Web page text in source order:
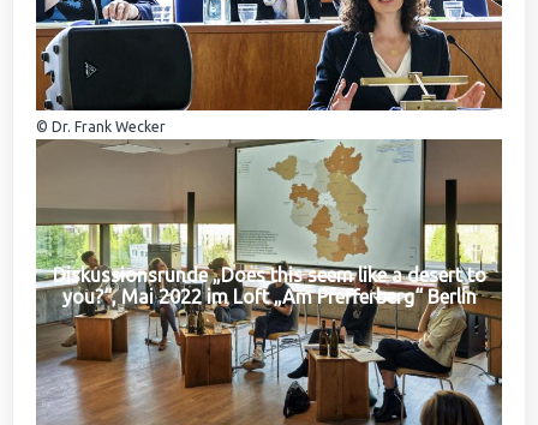
© Dr. Frank Wecker
Diskussionsrunde „Does this seem like a desert to
you?“, Mai 2022 im Loft „Am Pfefferberg“ Berlin